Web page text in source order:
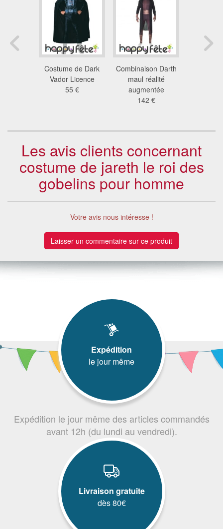
Costume de Dark
Vador Licence
55 €
Combinaison Darth
maul réalité
augmentée
142 €
Les avis clients concernant
costume de jareth le roi des
gobelins pour homme
Votre avis nous intéresse !
Laisser un commentaire sur ce produit
Expédition
le jour même
Expédition le jour même des articles commandés
avant 12h (du lundi au vendredi).
Livraison gratuite
dès 80€